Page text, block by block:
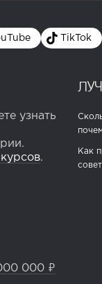
TikTok
узнать
.
Как
000 ₽